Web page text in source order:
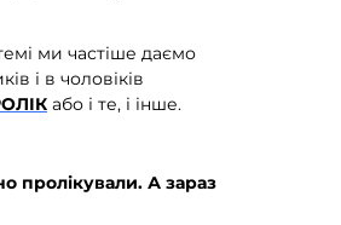
ми частіше даємо
і в чоловіків
або і те, і інше.
пролікували. А зараз